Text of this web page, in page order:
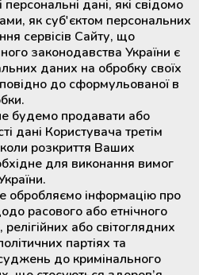
дані, які свідомо
як суб'єктом персональних
сервісів Сайту, що
законодавства України є
даних на обробку своїх
до сформульованої в
будемо продавати або
дані Користувача третім
розкриття Ваших
для виконання вимог
обробляємо інформацію про
расового або етнічного
або світоглядних
партіях та
до кримінального